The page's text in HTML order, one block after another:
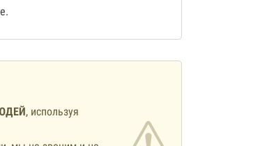
, используя